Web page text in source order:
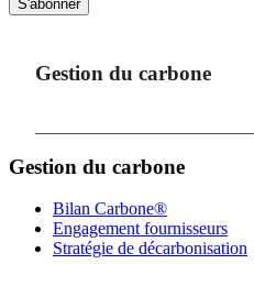
S'abonner
Gestion du carbone
Gestion du carbone
Bilan Carbone®
Engagement fournisseurs
Stratégie de décarbonisation